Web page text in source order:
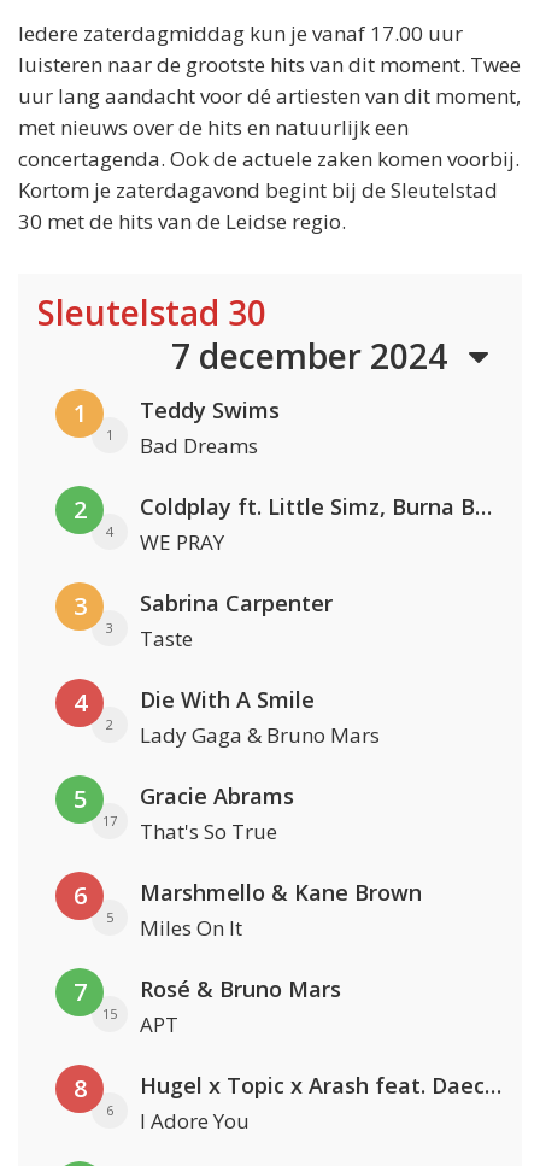
Iedere zaterdagmiddag kun je vanaf 17.00 uur
luisteren naar de grootste hits van dit moment. Twee
uur lang aandacht voor dé artiesten van dit moment,
met nieuws over de hits en natuurlijk een
concertagenda. Ook de actuele zaken komen voorbij.
Kortom je zaterdagavond begint bij de Sleutelstad
30 met de hits van de Leidse regio.
Sleutelstad 30
7 december 2024
1
1
Teddy Swims
Bad Dreams
2
4
Coldplay ft. Little Simz, Burna Boy, Elyanna & Tini
WE PRAY
3
3
Sabrina Carpenter
Taste
4
2
Die With A Smile
Lady Gaga & Bruno Mars
5
17
Gracie Abrams
That's So True
6
5
Marshmello & Kane Brown
Miles On It
7
15
Rosé & Bruno Mars
APT
8
6
Hugel x Topic x Arash feat. Daecolm
I Adore You